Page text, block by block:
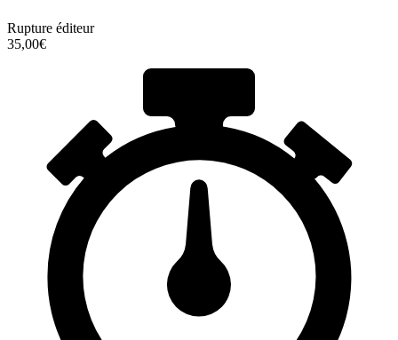
Rupture éditeur
35,00€